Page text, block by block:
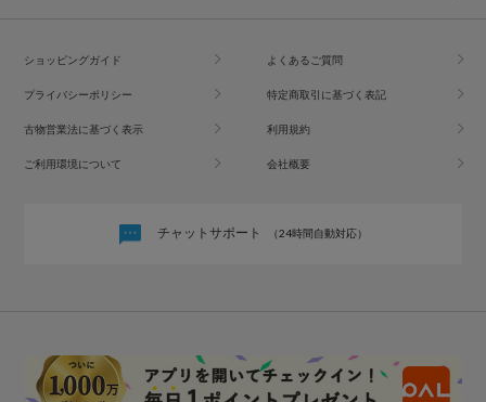
ショッピングガイド よくあるご質問
プライバシーポリシー 特定商取引に基づく表記
古物営業法に基づく表示 利用規約
ご利用環境について 会社概要
チャットサポート （24時間自動対応）